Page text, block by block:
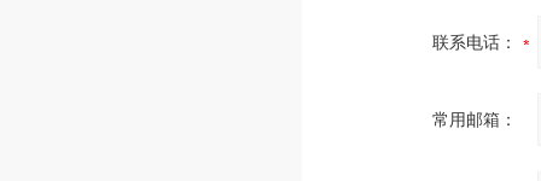
联系电话：
常用邮箱：